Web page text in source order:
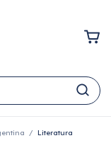
/ Literatura